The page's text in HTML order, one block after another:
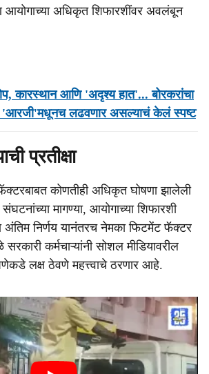
आयोगाच्या अधिकृत शिफारशींवर अवलंबून
कारस्थान आणि 'अदृश्य हात'... बोरकरांचा
'आरजी'मधूनच लढवणार असल्याचं केलं स्पष्ट
प्रतीक्षा
कोणतीही अधिकृत घोषणा झालेली
संघटनांच्या मागण्या, आयोगाच्या शिफारशी
निर्णय यानंतरच नेमका फिटमेंट फॅक्टर
सरकारी कर्मचाऱ्यांनी सोशल मीडियावरील
लक्ष ठेवणे महत्त्वाचे ठरणार आहे.